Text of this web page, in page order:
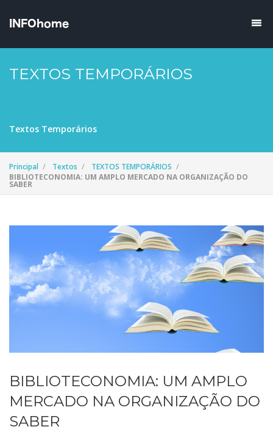
TEXTOS TEMPORÁRIOS
Textos Temporários
Principal Textos
TEXTOS TEMPORÁRIOS
BIBLIOTECONOMIA: UM AMPLO MERCADO NA ORGANIZAÇÃO DO
SABER
BIBLIOTECONOMIA: UM AMPLO
MERCADO NA ORGANIZAÇÃO DO
SABER